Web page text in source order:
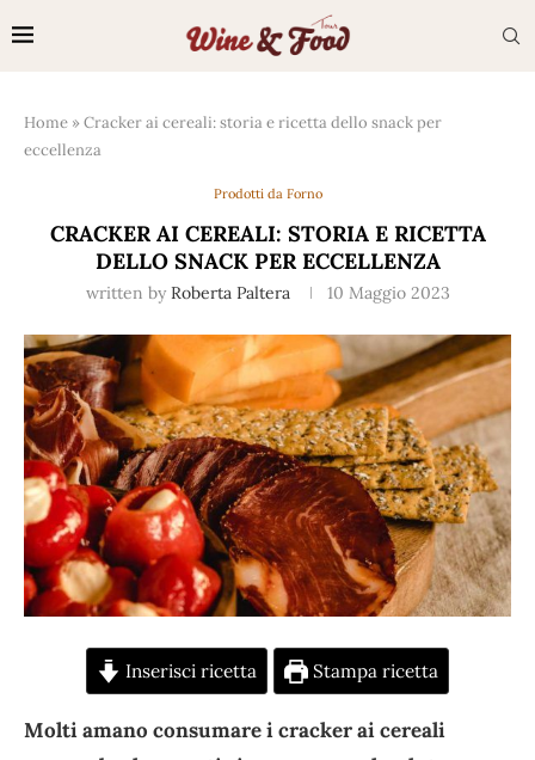
Home »Cracker ai cereali: storia e ricetta dello snack per
eccellenza
Prodotti da Forno
CRACKER AI CEREALI: STORIA E RICETTA
DELLO SNACK PER ECCELLENZA
written by Roberta Paltera 10 Maggio 2023
Inserisci ricetta Stampa ricetta
Molti amano consumare i cracker ai cereali